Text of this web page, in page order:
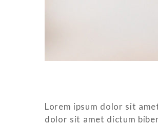
Lorem ipsum dolor sit
dolor sit amet dictum